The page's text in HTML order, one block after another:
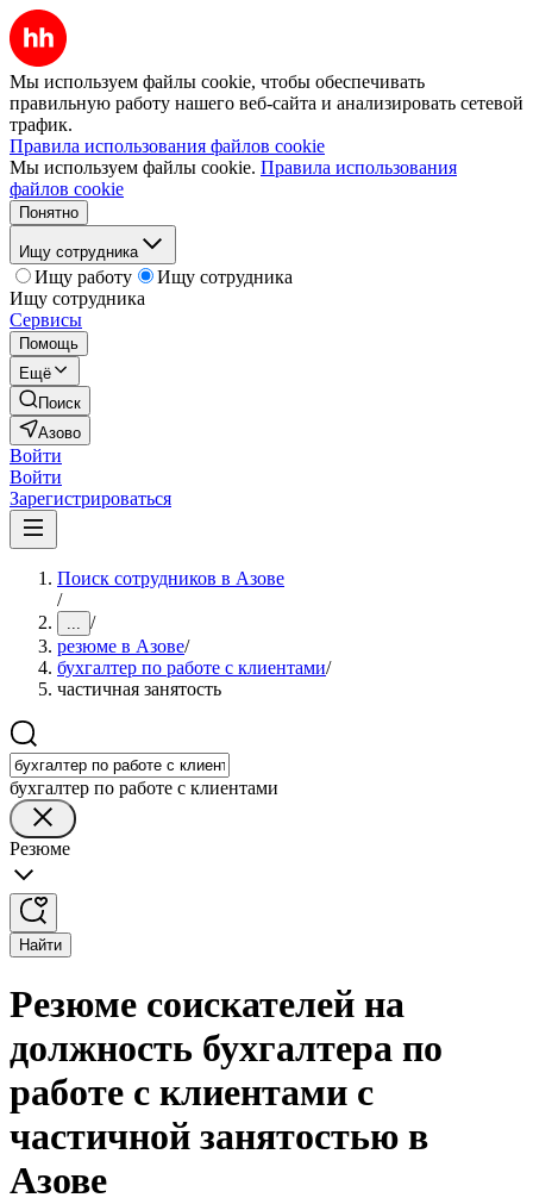
Мы используем файлы cookie, чтобы обеспечивать
правильную работу нашего веб-сайта и анализировать сетевой
трафик.
Правила использования файлов cookie
Мы используем файлы cookie. Правила использования
файлов cookie
Понятно
Ищу сотрудника
Ищу работу
Ищу сотрудника
Ищу сотрудника
Сервисы
Помощь
Ещё
Поиск
Азово
Войти
Войти
Зарегистрироваться
Поиск сотрудников в Азове
/
... /
резюме в Азове/
бухгалтер по работе с клиентами/
частичная занятость
бухгалтер по работе с клиентами
Резюме
Найти
Резюме соискателей на
должность бухгалтера по
работе с клиентами с
частичной занятостью в
Азове